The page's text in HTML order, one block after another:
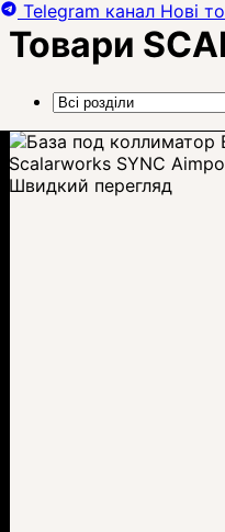
Товари
Швидкий перегляд
Telegram канал Нові